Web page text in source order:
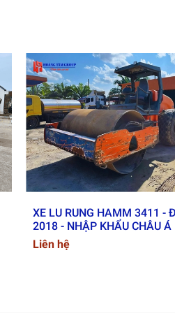
châu Âu:
giá cao
thủy lực
XE LU RUNG HAMM 3411 -
2018 - NHẬP KHẨU CHÂU Á
Liên hệ